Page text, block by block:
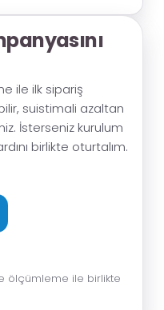
ile ilk sipariş
suistimali azaltan
İsterseniz kurulum
birlikte oturtalım.
ölçümleme ile birlikte